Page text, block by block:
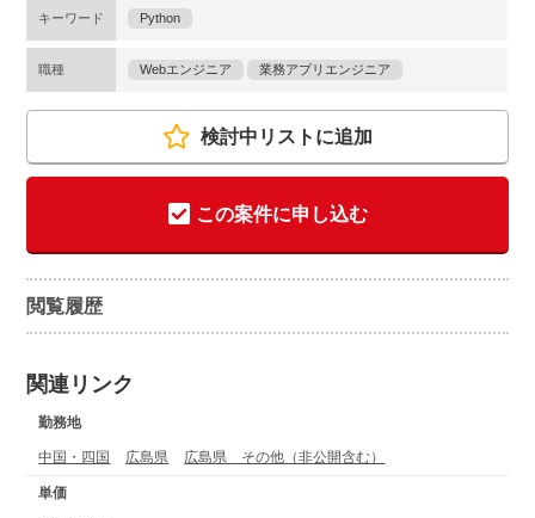
キーワード Python
職種 Webエンジニア 業務アプリエンジニア
検討中リストに追加
この案件に申し込む
閲覧履歴
関連リンク
勤務地
中国・四国 広島県 広島県 その他（非公開含む）
単価